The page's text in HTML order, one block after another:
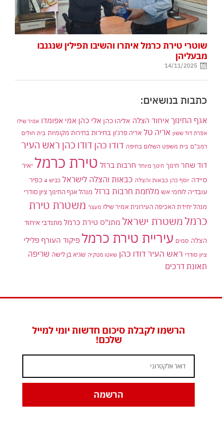
שוטרי טירת כרמל איתרו והשיבו תפילין שנגנבו
מבעליהן
14/11/2025
כתבות בנושאים:
אגף החינוך איחוד הצלה אליהו כהן אלי כהן אמי אפומדו אמיר שילו
אפרת דוד ששון אריה טל אריה פרג'ון בחירות בחירות מקומיות בית חולים
רמב"ם בית משפט השלום בחיפה דודו כהן דודו כהן ראש העיר
דוד שחר חינוך חינוך מיוחד חרבות ברזל טירת כרמל יאיר
סיידה יוסף כהן כבאות והצלה כבאות והצלה לישראל כביש 4
כפיר
עובדיה לוחמי אש מלחמת חרבות ברזל מנהל אגף החינוך ציון סודרי
מנהל יחידת האכיפה העירונית אמיר שילו מעצר משטרת טירת
כרמלמשטרת ישראל מתנ"ס טירת כרמל מתנדבי איחוד
הצלה סמים עיריית טירת כרמל פיקוד העורף פלילי
ציון סודרי ראש העיר דודו כהן שאטו מטקיה שגיא בן לישה שריפה
תאונת דרכים
הרשמו לקבלת סיכום חדשות יומי למייל
שלכם!
הרשמה